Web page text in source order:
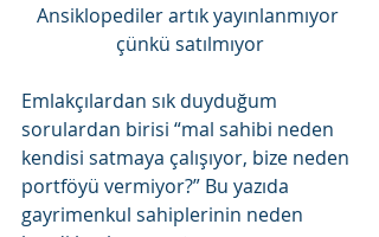
Ansiklopediler artık yayınlanmıyor
çünkü satılmıyor
Emlakçılardan sık duyduğum
sorulardan birisi “mal sahibi neden
kendisi satmaya çalışıyor, bize neden
portföyü vermiyor?” Bu yazıda
gayrimenkul sahiplerinin neden